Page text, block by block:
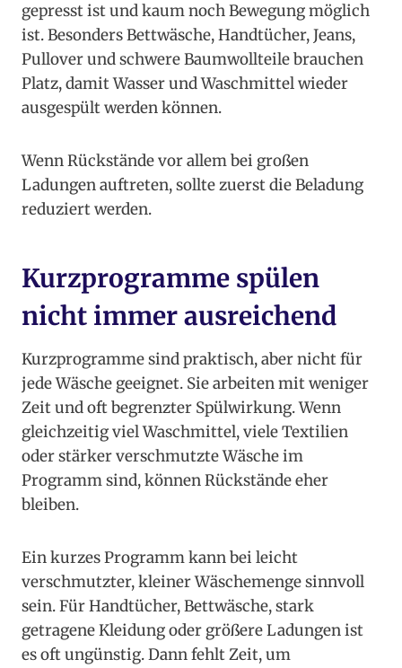
gepresst ist und kaum noch Bewegung möglich
ist. Besonders Bettwäsche, Handtücher, Jeans,
Pullover und schwere Baumwollteile brauchen
Platz, damit Wasser und Waschmittel wieder
ausgespült werden können.
Wenn Rückstände vor allem bei großen
Ladungen auftreten, sollte zuerst die Beladung
reduziert werden.
Kurzprogramme spülen
nicht immer ausreichend
Kurzprogramme sind praktisch, aber nicht für
jede Wäsche geeignet. Sie arbeiten mit weniger
Zeit und oft begrenzter Spülwirkung. Wenn
gleichzeitig viel Waschmittel, viele Textilien
oder stärker verschmutzte Wäsche im
Programm sind, können Rückstände eher
bleiben.
Ein kurzes Programm kann bei leicht
verschmutzter, kleiner Wäschemenge sinnvoll
sein. Für Handtücher, Bettwäsche, stark
getragene Kleidung oder größere Ladungen ist
es oft ungünstig. Dann fehlt Zeit, um